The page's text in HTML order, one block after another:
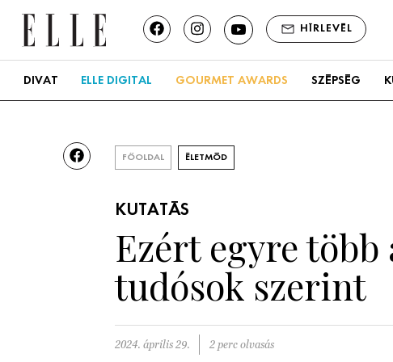
HÍRLEVÉL
DIVAT ELLE DIGITAL GOURMET AWARDS SZÉPSÉG
FŐOLDAL ÉLETMÓD
KUTATÁS
Ezért egyre
tudósok szerint
2024. április 29. 2 perc olvasás